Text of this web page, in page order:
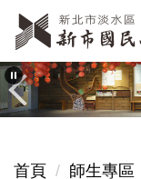
跳
到
主
要
內
區
首頁 師生專區